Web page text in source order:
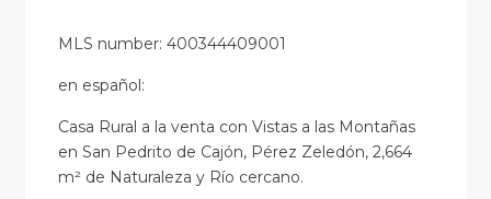
MLS number: 400344409001
en español:
Casa Rural a la venta con Vistas a las Montañas
en San Pedrito de Cajón, Pérez Zeledón, 2,664
m² de Naturaleza y Río cercano.